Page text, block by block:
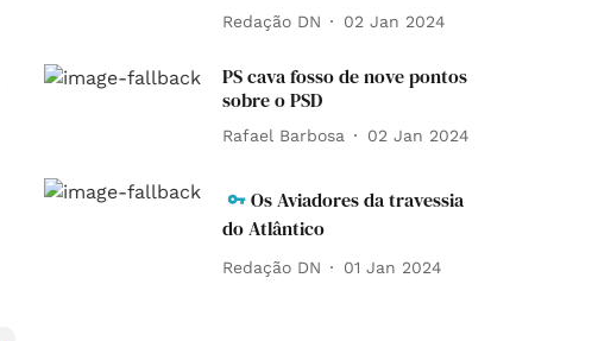
Redação DN 02 Jan 2024
PS cava fosso de nove pontos
sobre o PSD
Rafael Barbosa 02 Jan 2024
Os Aviadores da travessia
do Atlântico
Redação DN 01 Jan 2024